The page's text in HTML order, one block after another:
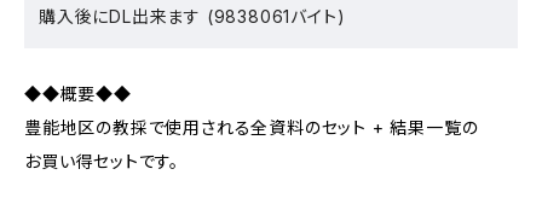
購入後にDL出来ます (9838061バイト)
◆◆概要◆◆
豊能地区の教採で使用される全資料のセット + 結果一覧の
お買い得セットです。